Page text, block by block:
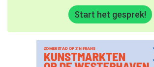
Start het gesprek!